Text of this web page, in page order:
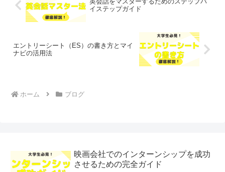
イステップガイド
エントリーシート（ES）の書き方とマイ
ナビの活用法
ホーム ブログ
映画会社でのインターンシップを成功
させるための完全ガイド